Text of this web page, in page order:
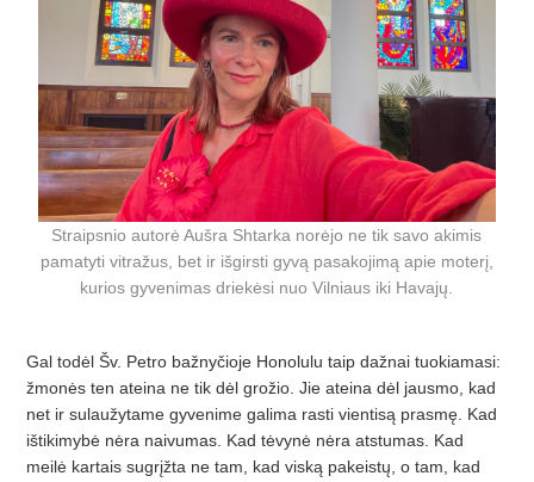
Straipsnio autorė Aušra Shtarka norėjo ne tik savo akimis
pamatyti vitražus, bet ir išgirsti gyvą pasakojimą apie moterį,
kurios gyvenimas driekėsi nuo Vilniaus iki Havajų.
Gal todėl Šv. Petro bažnyčioje Honolulu taip dažnai tuokiamasi:
žmonės ten ateina ne tik dėl grožio. Jie ateina dėl jausmo, kad
net ir sulaužytame gyvenime galima rasti vientisą prasmę. Kad
ištikimybė nėra naivumas. Kad tėvynė nėra atstumas. Kad
meilė kartais sugrįžta ne tam, kad viską pakeistų, o tam, kad